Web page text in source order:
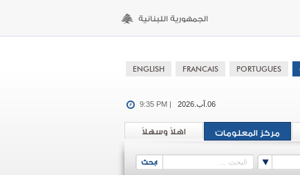
06.آب.2026 9:35 PM |
اهلاً وسهلاً مركز المعلومات